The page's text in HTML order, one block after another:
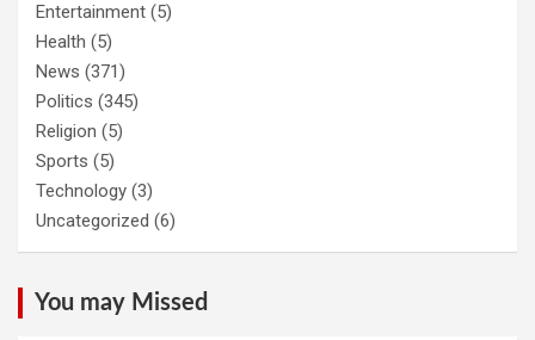
Entertainment (5)
Health (5)
News (371)
Politics (345)
Religion (5)
Sports (5)
Technology (3)
Uncategorized (6)
You may Missed